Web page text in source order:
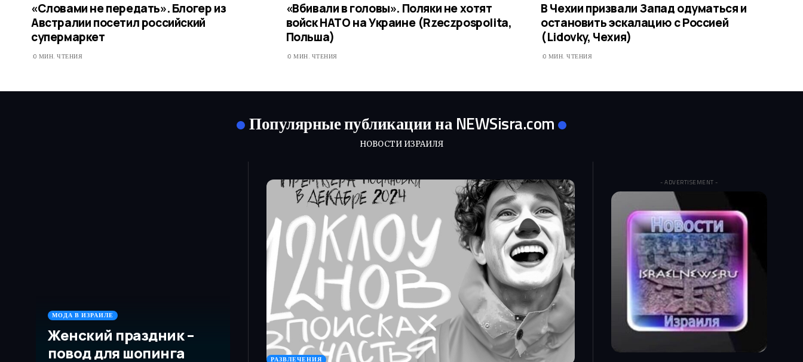
«Словами не передать». Блогер из
Австралии посетил российский
супермаркет
0 МИН. ЧТЕНИЯ
«Вбивали в головы». Поляки не хотят
войск НАТО на Украине (Rzeczpospolita,
Польша)
0 МИН. ЧТЕНИЯ
В Чехии призвали Запад одуматься и
остановить эскалацию с Россией
(Lidovky, Чехия)
0 МИН. ЧТЕНИЯ
Популярные публикации на NEWSisra.com
НОВОСТИ ИЗРАИЛЯ
МОДА В ИЗРАИЛЕ
Женский праздник –
повод для шопинга
РАЗВЛЕЧЕНИЯ
- ADVERTISEMENT -